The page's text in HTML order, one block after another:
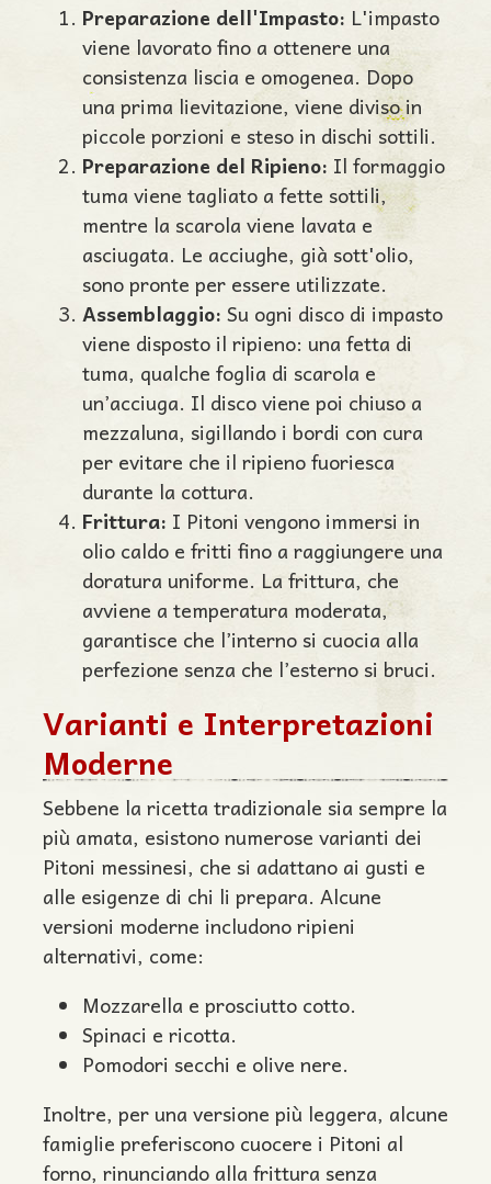
Preparazione dell'Impasto: L'impasto
viene lavorato fino a ottenere una
consistenza liscia e omogenea. Dopo
una prima lievitazione, viene diviso in
piccole porzioni e steso in dischi sottili.
Preparazione del Ripieno: Il formaggio
tuma viene tagliato a fette sottili,
mentre la scarola viene lavata e
asciugata. Le acciughe, già sott'olio,
sono pronte per essere utilizzate.
Assemblaggio: Su ogni disco di impasto
viene disposto il ripieno: una fetta di
tuma, qualche foglia di scarola e
un’acciuga. Il disco viene poi chiuso a
mezzaluna, sigillando i bordi con cura
per evitare che il ripieno fuoriesca
durante la cottura.
Frittura: I Pitoni vengono immersi in
olio caldo e fritti fino a raggiungere una
doratura uniforme. La frittura, che
avviene a temperatura moderata,
garantisce che l’interno si cuocia alla
perfezione senza che l’esterno si bruci.
Varianti e Interpretazioni
Moderne
Sebbene la ricetta tradizionale sia sempre la
più amata, esistono numerose varianti dei
Pitoni messinesi, che si adattano ai gusti e
alle esigenze di chi li prepara. Alcune
versioni moderne includono ripieni
alternativi, come:
Mozzarella e prosciutto cotto.
Spinaci e ricotta.
Pomodori secchi e olive nere.
Inoltre, per una versione più leggera, alcune
famiglie preferiscono cuocere i Pitoni al
forno, rinunciando alla frittura senza